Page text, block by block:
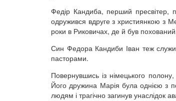
Федір Кандиба, перший пресвітер,
одружився вдруге з християнкою з
роки в Риковичах, де й був
Син Федора Кандиби Іван теж
пасторами.
Повернувшись із німецького
Його дружина Марія була однією з
людям і трагічно загинув унаслідок